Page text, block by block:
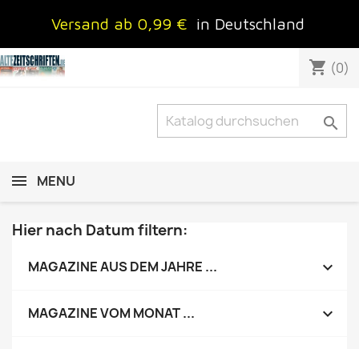
Versand ab 0,99 € in Deutschland
shopping_cart (0)

MENU
Hier nach Datum filtern:
MAGAZINE AUS DEM JAHRE ... 
MAGAZINE VOM MONAT ... 